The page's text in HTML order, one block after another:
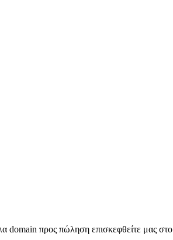
domain προς πώληση επισκεφθείτε μας στο